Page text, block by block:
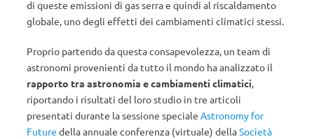
di queste emissioni di gas serra e quindi al riscaldamento
globale, uno degli effetti dei cambiamenti climatici stessi.
Proprio partendo da questa consapevolezza, un team di
astronomi provenienti da tutto il mondo ha analizzato il
rapporto tra astronomia e cambiamenti climatici,
riportando i risultati del loro studio in tre articoli
presentati durante la sessione speciale Astronomy for
Future della annuale conferenza (virtuale) dellaSocietà